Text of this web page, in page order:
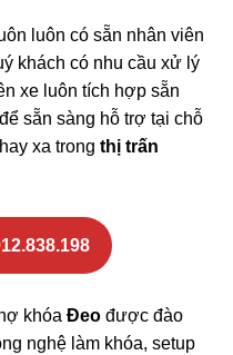
luôn có sẵn nhân viên
khách có nhu cầu xử lý
xe luôn tích hợp sẵn
sẵn sàng hỗ trợ tại chỗ
xa trongthị trấn
khóaĐeo được đào
nghệ làm khóa, setup